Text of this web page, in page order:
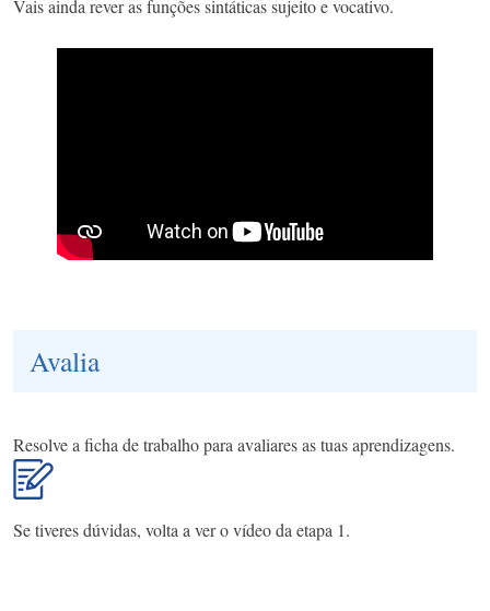
Vais ainda rever as funções sintáticas sujeito e vocativo.
Avalia
Resolve a ficha de trabalho para avaliares as tuas aprendizagens.
Se tiveres dúvidas, volta a ver o vídeo da etapa 1.